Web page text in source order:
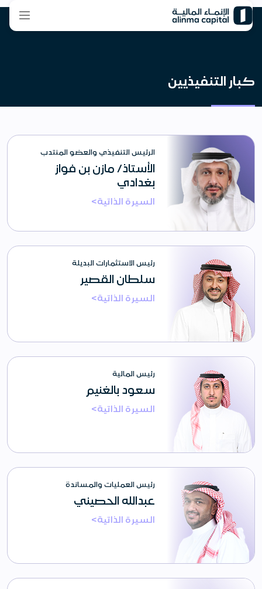
كبار التنفيذيين
الرئيس التنفيذي والعضو المنتدب
الأستاذ/ مازن بن فواز
بغدادي
السيرة الذاتية>
رئيس الاستثمارات البديلة
سلطان القصير
السيرة الذاتية>
رئيس المالية
سعود بالغنيم
السيرة الذاتية>
رئيس العمليات والمساندة
عبدالله الحصيني
السيرة الذاتية>